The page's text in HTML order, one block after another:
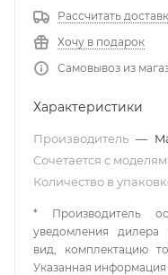
Рассчитать
Хочу в подарок
Самовывоз из
Характеристики
Производитель —
Сочетается с
Количество в
* Производитель
уведомления дилера
вид, комплектацию
Указанная